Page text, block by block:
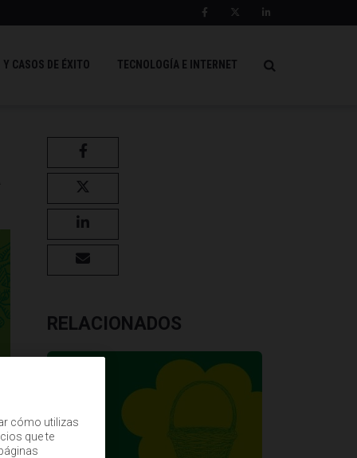
Y CASOS DE ÉXITO TECNOLOGÍA E INTERNET
RELACIONADOS
cómo utilizas
que te